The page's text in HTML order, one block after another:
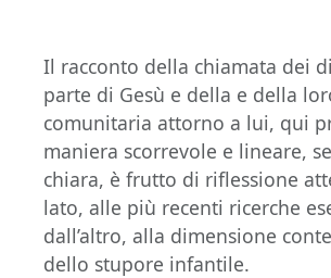
Il racconto della chiamata dei
parte di Gesù e della e della
comunitaria attorno a lui, qui
maniera scorrevole e lineare,
chiara, è frutto di riflessione
lato, alle più recenti ricerche
dall’altro, alla dimensione
dello stupore infantile.